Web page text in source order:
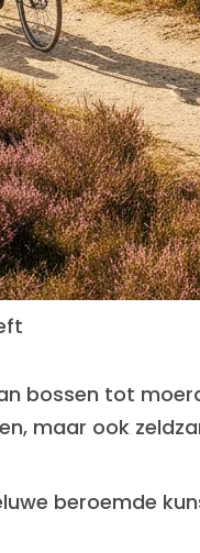
bossen tot
maar ook
beroemde